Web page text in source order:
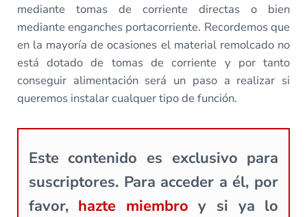
mediante tomas de corriente directas o bien
mediante enganches portacorriente. Recordemos que
en la mayoría de ocasiones el material remolcado no
está dotado de tomas de corriente y por tanto
conseguir alimentación será un paso a realizar si
queremos instalar cualquer tipo de función.
Este contenido es exclusivo para
suscriptores. Para acceder a él, por
favor, hazte miembro y si ya lo